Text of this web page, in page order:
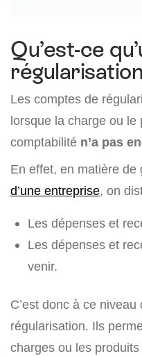
Qu’est-ce
Les comptes de
lorsque la charge ou le
comptabilité n’a pas
En effet, en matière de
d’une entreprise, on
Les dépenses et
Les dépenses et
venir.
C’est donc à ce
régularisation. Ils
charges ou les